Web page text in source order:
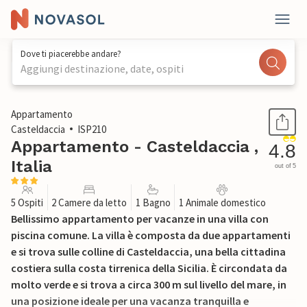
Dove ti piacerebbe andare?
Aggiungi destinazione, date, ospiti
1 / 29
Appartamento
Casteldaccia
ISP210
Appartamento - Casteldaccia ,
Italia
4.8
out of 5
5 Ospiti 2 Camere da letto 1 Bagno 1 Animale domestico
Bellissimo appartamento per vacanze in una villa con
piscina comune. La villa è composta da due appartamenti
e si trova sulle colline di Casteldaccia, una bella cittadina
costiera sulla costa tirrenica della Sicilia. È circondata da
molto verde e si trova a circa 300 m sul livello del mare, in
una posizione ideale per una vacanza tranquilla e